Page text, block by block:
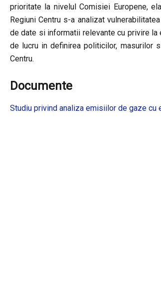
prioritate la nivelul Comisiei Europene,
Regiuni Centru s-a analizat
de date si informatii relevante cu privire
de lucru in definirea politicilor, masurilor
Centru.
Documente
Studiu privind analiza emisiilor de gaze cu